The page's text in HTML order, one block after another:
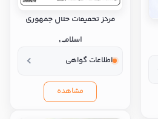
مرکز تحقیقات حلال جمهوری
اسلامی
اطلاعات گواهی
مشاهده